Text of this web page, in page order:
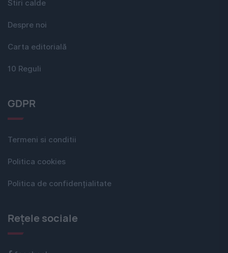
Stiri calde
Despre noi
Carta editorială
10 Reguli
GDPR
Termeni si conditii
Politica cookies
Politica de confidențialitate
Rețele sociale